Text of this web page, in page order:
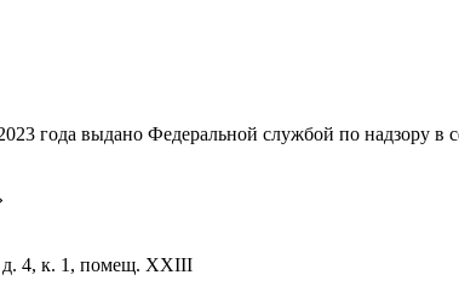
года выдано Федеральной службой по надзору
д. 4, к. 1, помещ. XXIII